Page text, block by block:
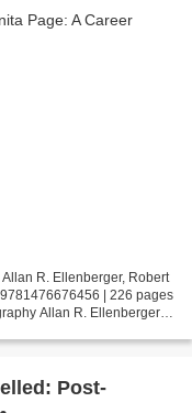
R. Ellenberger, Robert
| 226 pages
Allan R. Ellenberger,
Post-